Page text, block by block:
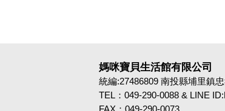
媽咪寶貝生活館有限公司
統編:27486809 南投縣埔里鎮
TEL：049-290-0088 & LINE
FAX：049-290-0073